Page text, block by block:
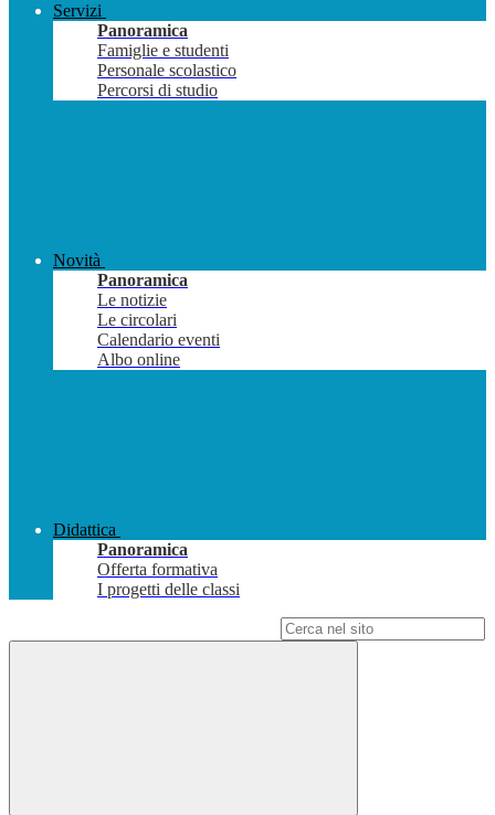
Servizi
Panoramica
Famiglie e studenti
Personale scolastico
Percorsi di studio
Novità
Panoramica
Le notizie
Le circolari
Calendario eventi
Albo online
Didattica
Panoramica
Offerta formativa
I progetti delle classi